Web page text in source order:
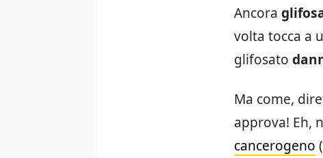
Ancora
volta tocca a
glifosato
Ma come,
approva! Eh,
cancerogeno (